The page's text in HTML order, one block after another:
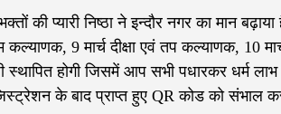
की प्यारी निष्ठा ने इन्दौर नगर का मान
9 मार्च दीक्षा एवं तप कल्याणक, 10
स्थापित होगी जिसमें आप सभी पधारकर धर्म
के बाद प्राप्त हुए QR कोड को संभाल